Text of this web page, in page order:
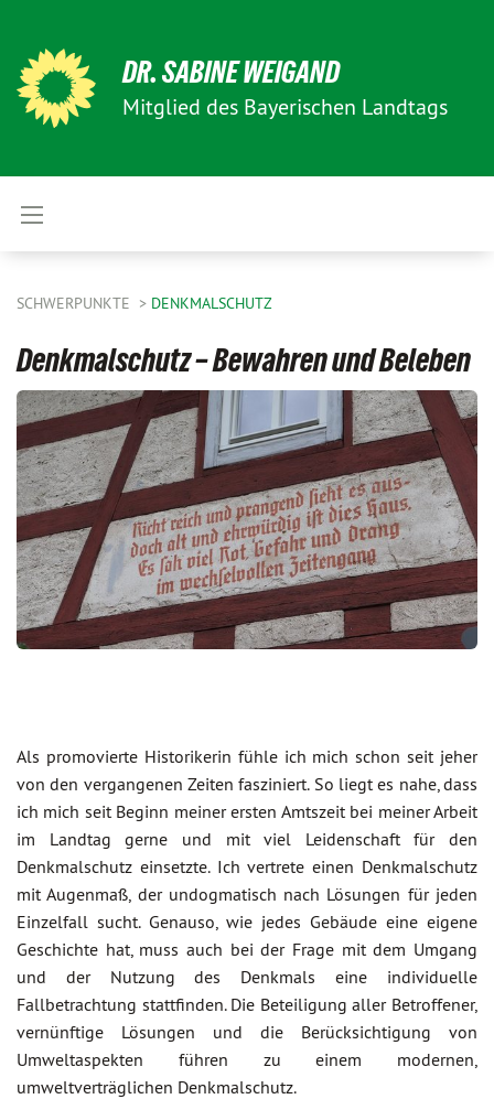
DR. SABINE WEIGAND
Mitglied des Bayerischen Landtags
SCHWERPUNKTE DENKMALSCHUTZ
Denkmalschutz – Bewahren und Beleben
Als promovierte Historikerin fühle ich mich schon seit jeher
von den vergangenen Zeiten fasziniert. So liegt es nahe, dass
ich mich seit Beginn meiner ersten Amtszeit bei meiner Arbeit
im Landtag gerne und mit viel Leidenschaft für den
Denkmalschutz einsetzte. Ich vertrete einen Denkmalschutz
mit Augenmaß, der undogmatisch nach Lösungen für jeden
Einzelfall sucht. Genauso, wie jedes Gebäude eine eigene
Geschichte hat, muss auch bei der Frage mit dem Umgang
und der Nutzung des Denkmals eine individuelle
Fallbetrachtung stattfinden. Die Beteiligung aller Betroffener,
vernünftige Lösungen und die Berücksichtigung von
Umweltaspekten führen zu einem modernen,
umweltverträglichen Denkmalschutz.